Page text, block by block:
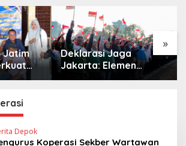
»
Jatim
Deklarasi Jaga
Jakarta: Elemen
Masyarakat Bersatu
Depok
Koperasi Sekber Wartawan